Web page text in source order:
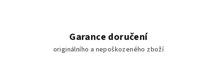
Garance doručení
originálního a nepoškozeného zboží